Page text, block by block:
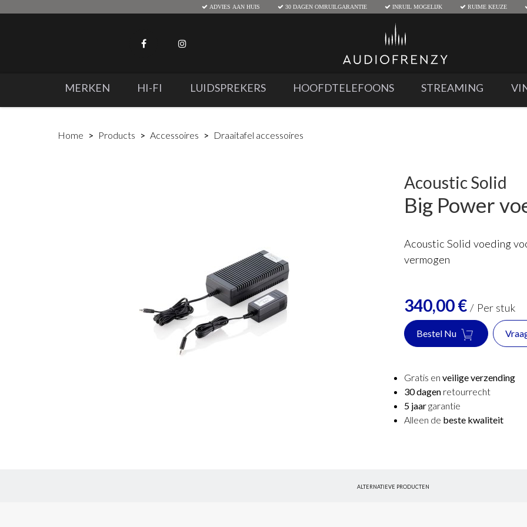
ADVIES AAN HUIS 30 DAGEN OMRUILGARANTIE INRUIL MOGELIJK RUIME KEUZE
MERKEN HI-FI LUIDSPREKERS HOOFDTELEFOONS STREAMING
Home Products Accessoires Draaitafel accessoires
Acoustic Solid
Big Power
Acoustic Solid voeding
vermogen
340,00€ / Per stuk
Bestel Nu
Gratis en veilige verzending
30 dagen retourrecht
5 jaargarantie
Alleen de beste kwaliteit
ALTERNATIEVE PRODUCTEN